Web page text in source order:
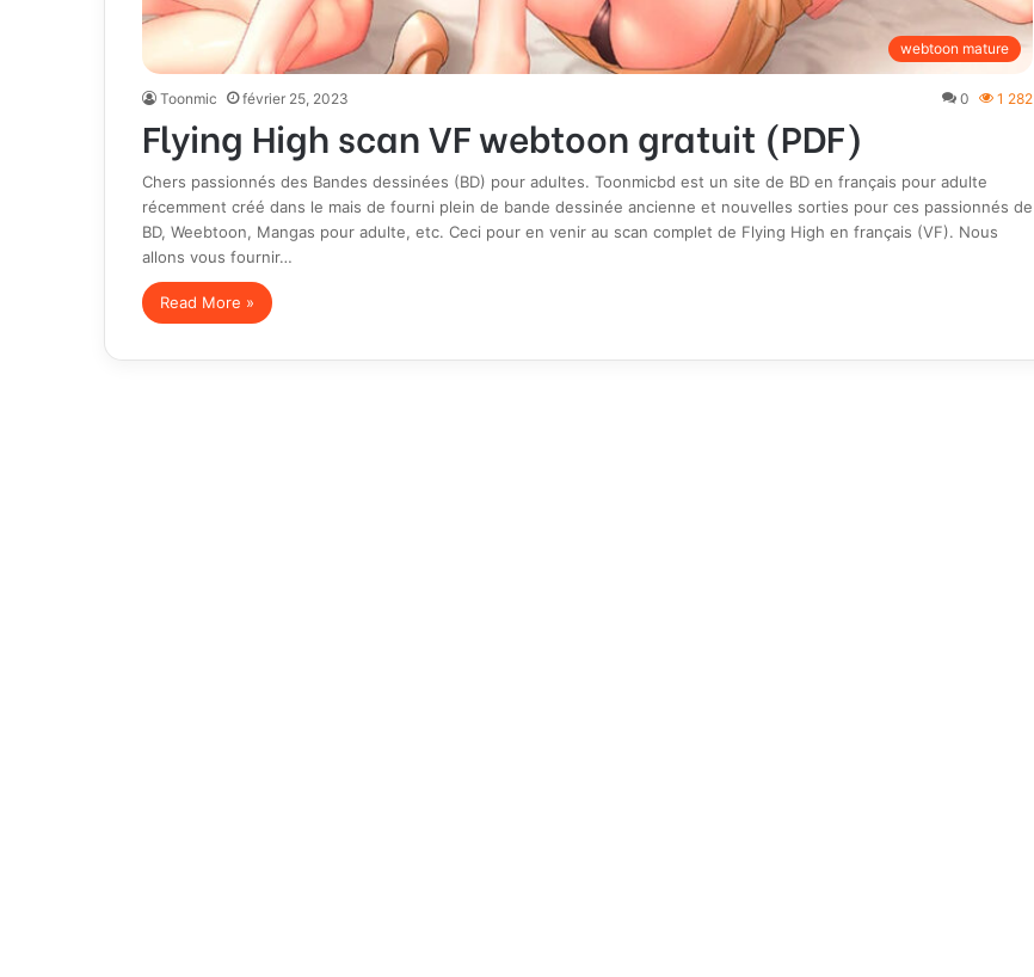
webtoon mature
Toonmic février 25, 2023 0 1 282
Flying High scan VF webtoon gratuit (PDF)
Chers passionnés des Bandes dessinées (BD) pour adultes. Toonmicbd est un site de BD en français pour adulte
récemment créé dans le mais de fourni plein de bande dessinée ancienne et nouvelles sorties pour ces passionnés de
BD, Weebtoon, Mangas pour adulte, etc. Ceci pour en venir au scan complet de Flying High en français (VF). Nous
allons vous fournir…
Read More »